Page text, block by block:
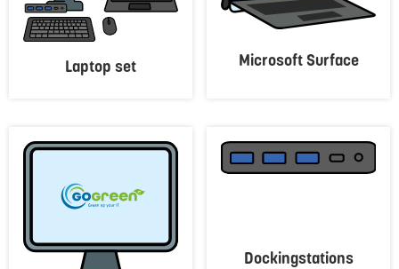
Laptop set Microsoft Surface
Dockingstations